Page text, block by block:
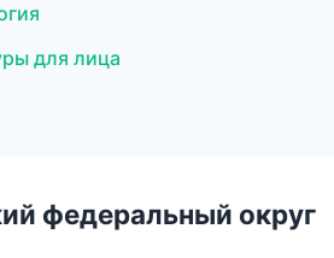
для лица
федеральный округ